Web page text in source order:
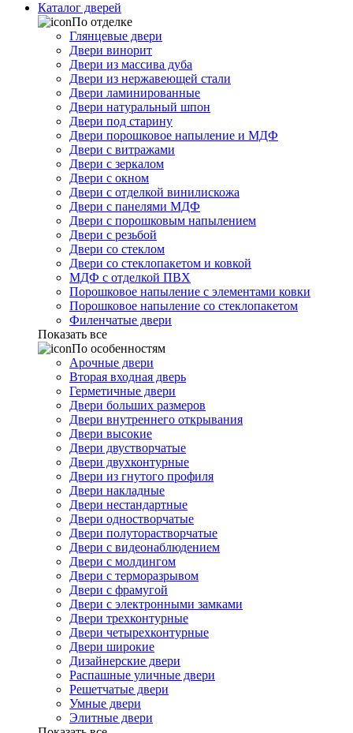
Каталог дверей
По отделке
Глянцевые двери
Двери винорит
Двери из массива дуба
Двери из нержавеющей стали
Двери ламинированные
Двери натуральный шпон
Двери под старину
Двери порошковое напыление и МДФ
Двери с витражами
Двери с зеркалом
Двери с окном
Двери с отделкой винилискожа
Двери с панелями МДФ
Двери с порошковым напылением
Двери с резьбой
Двери со стеклом
Двери со стеклопакетом и ковкой
МДФ с отделкой ПВХ
Порошковое напыление с элементами ковки
Порошковое напыление со стеклопакетом
Филенчатые двери
Показать все
По особенностям
Арочные двери
Вторая входная дверь
Герметичные двери
Двери больших размеров
Двери внутреннего открывания
Двери высокие
Двери двустворчатые
Двери двухконтурные
Двери из гнутого профиля
Двери накладные
Двери нестандартные
Двери одностворчатые
Двери полуторастворчатые
Двери с видеонаблюдением
Двери с молдингом
Двери с терморазрывом
Двери с фрамугой
Двери с электронными замками
Двери трехконтурные
Двери четырехконтурные
Двери широкие
Дизайнерские двери
Распашные уличные двери
Решетчатые двери
Умные двери
Элитные двери